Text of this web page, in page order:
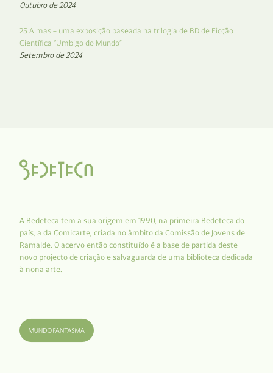
Outubro de 2024
25 Almas – uma exposição baseada na trilogia de BD de Ficção
Científica “Umbigo do Mundo”
Setembro de 2024
A Bedeteca tem a sua origem em 1990, na primeira Bedeteca do
país, a da Comicarte, criada no âmbito da Comissão de Jovens de
Ramalde. O acervo então constituído é a base de partida deste
novo projecto de criação e salvaguarda de uma biblioteca dedicada
à nona arte.